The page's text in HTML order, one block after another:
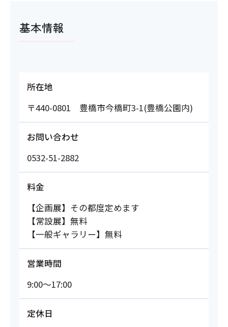
基本情報
所在地
〒440-0801 豊橋市今橋町3-1(豊橋公園内)
お問い合わせ
0532-51-2882
料金
【企画展】その都度定めます
【常設展】無料
【一般ギャラリー】無料
営業時間
9:00～17:00
定休日